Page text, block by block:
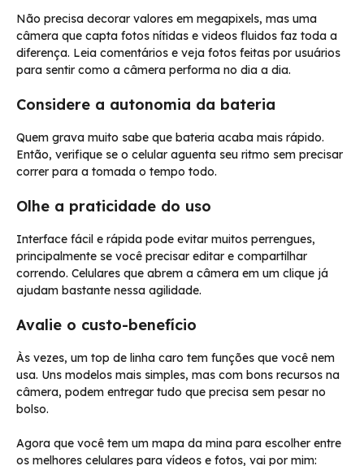
Não precisa decorar valores em megapixels, mas uma
câmera que capta fotos nítidas e videos fluidos faz toda a
diferença. Leia comentários e veja fotos feitas por usuários
para sentir como a câmera performa no dia a dia.
Considere a autonomia da bateria
Quem grava muito sabe que bateria acaba mais rápido.
Então, verifique se o celular aguenta seu ritmo sem precisar
correr para a tomada o tempo todo.
Olhe a praticidade do uso
Interface fácil e rápida pode evitar muitos perrengues,
principalmente se você precisar editar e compartilhar
correndo. Celulares que abrem a câmera em um clique já
ajudam bastante nessa agilidade.
Avalie o custo-benefício
Às vezes, um top de linha caro tem funções que você nem
usa. Uns modelos mais simples, mas com bons recursos na
câmera, podem entregar tudo que precisa sem pesar no
bolso.
Agora que você tem um mapa da mina para escolher entre
os melhores celulares para vídeos e fotos, vai por mim: